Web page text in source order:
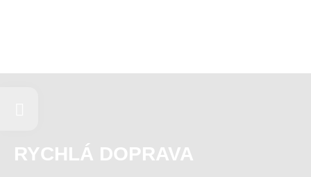
RYCHLÁ DOPRAVA